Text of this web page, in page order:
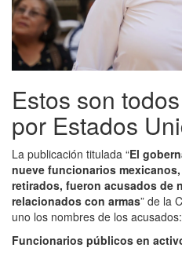
Estos son
por Estados
La publicación titulada “El
nueve funcionarios
retirados, fueron acusados de
relacionados con armas” de la
uno los nombres de los acusados:
Funcionarios públicos en